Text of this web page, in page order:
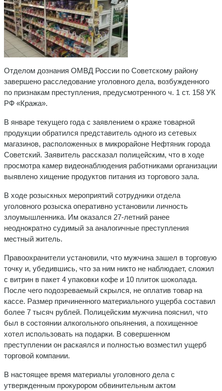
Отделом дознания ОМВД России по Советскому району
завершено расследование уголовного дела, возбужденного
по признакам преступления, предусмотренного ч. 1 ст. 158 УК
РФ «Кража».
В январе текущего года с заявлением о краже товарной
продукции обратился представитель одного из сетевых
магазинов, расположенных в микрорайоне Нефтяник города
Советский. Заявитель рассказал полицейским, что в ходе
просмотра камер видеонаблюдения работниками организации
выявлено хищение продуктов питания из торгового зала.
В ходе розыскных мероприятий сотрудники отдела
уголовного розыска оперативно установили личность
злоумышленника. Им оказался 27-летний ранее
неоднократно судимый за аналогичные преступления
местный житель.
Правоохранители установили, что мужчина зашел в торговую
точку и, убедившись, что за ним никто не наблюдает, сложил
с витрин в пакет 4 упаковки кофе и 10 плиток шоколада.
После чего подозреваемый скрылся, не оплатив товар на
кассе. Размер причиненного материального ущерба составил
более 7 тысяч рублей. Полицейским мужчина пояснил, что
был в состоянии алкогольного опьянения, а похищенное
хотел использовать на подарки. В совершенном
преступлении он раскаялся и полностью возместил ущерб
торговой компании.
В настоящее время материалы уголовного дела с
утвержденным прокурором обвинительным актом